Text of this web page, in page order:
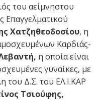
του αείμνηστου
Χατζηθεοδοσίου, η
Καρδιάς-
η οποία είναι
γυναίκες, με
του Δ.Σ. του ΕΛ.Ι.ΚΑΡ
Τσιούφης,